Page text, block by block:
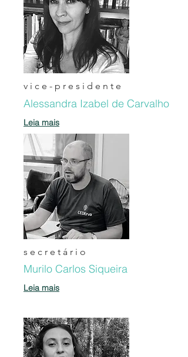
vice-presidente
Alessandra Izabel de Carvalho
Leia mais
secretário
Murilo Carlos Siqueira
Leia mais